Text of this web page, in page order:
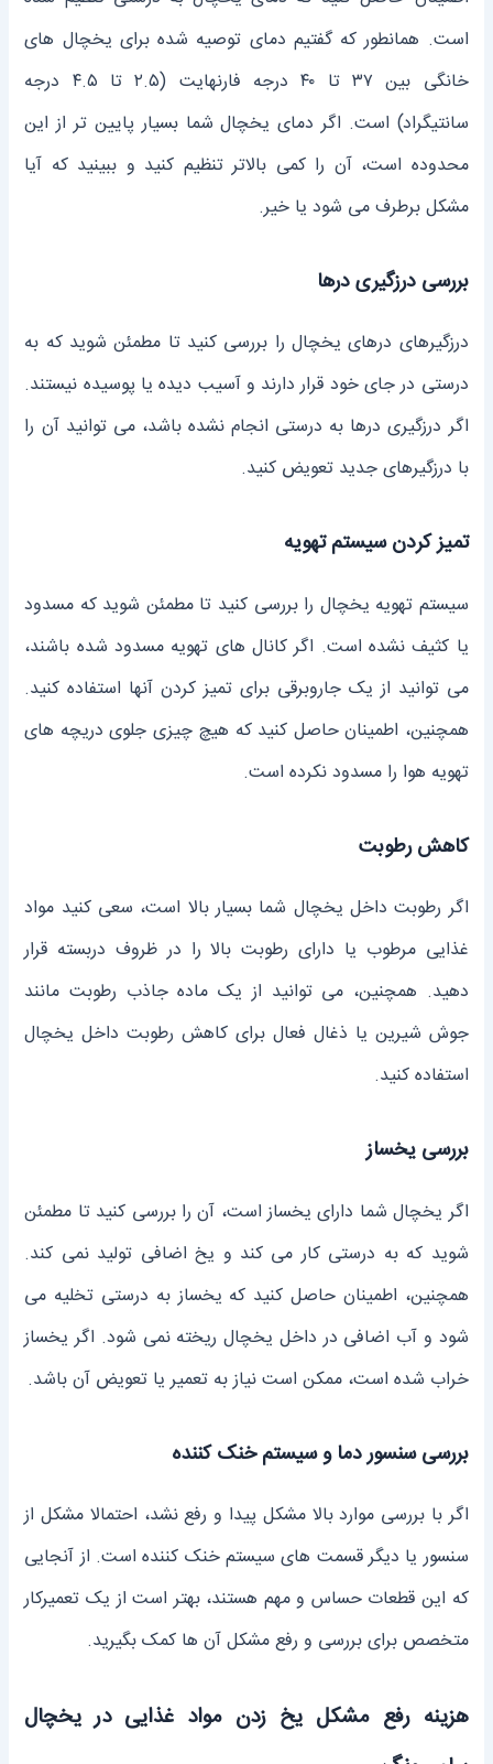
است. همانطور که گفتیم دمای توصیه شده برای یخچال های
خانگی بین ۳۷ تا ۴۰ درجه فارنهایت (۲.۵ تا ۴.۵ درجه
سانتیگراد) است. اگر دمای یخچال شما بسیار پایین تر از این
محدوده است، آن را کمی بالاتر تنظیم کنید و ببینید که آیا
مشکل برطرف می شود یا خیر.
بررسی درزگیری درها
درزگیرهای درهای یخچال را بررسی کنید تا مطمئن شوید که به
درستی در جای خود قرار دارند و آسیب دیده یا پوسیده نیستند.
اگر درزگیری درها به درستی انجام نشده باشد، می توانید آن را
با درزگیرهای جدید تعویض کنید.
تمیز کردن سیستم تهویه
سیستم تهویه یخچال را بررسی کنید تا مطمئن شوید که مسدود
یا کثیف نشده است. اگر کانال های تهویه مسدود شده باشند،
می توانید از یک جاروبرقی برای تمیز کردن آنها استفاده کنید.
همچنین، اطمینان حاصل کنید که هیچ چیزی جلوی دریچه های
تهویه هوا را مسدود نکرده است.
کاهش رطوبت
اگر رطوبت داخل یخچال شما بسیار بالا است، سعی کنید مواد
غذایی مرطوب یا دارای رطوبت بالا را در ظروف دربسته قرار
دهید. همچنین، می توانید از یک ماده جاذب رطوبت مانند
جوش شیرین یا ذغال فعال برای کاهش رطوبت داخل یخچال
استفاده کنید.
بررسی یخساز
اگر یخچال شما دارای یخساز است، آن را بررسی کنید تا مطمئن
شوید که به درستی کار می کند و یخ اضافی تولید نمی کند.
همچنین، اطمینان حاصل کنید که یخساز به درستی تخلیه می
شود و آب اضافی در داخل یخچال ریخته نمی شود. اگر یخساز
خراب شده است، ممکن است نیاز به تعمیر یا تعویض آن باشد.
بررسی سنسور دما و سیستم خنک کننده
اگر با بررسی موارد بالا مشکل پیدا و رفع نشد، احتمالا مشکل از
سنسور یا دیگر قسمت های سیستم خنک کننده است. از آنجایی
که این قطعات حساس و مهم هستند، بهتر است از یک تعمیرکار
متخصص برای بررسی و رفع مشکل آن ها کمک بگیرید.
هزینه رفع مشکل یخ زدن مواد غذایی در یخچال